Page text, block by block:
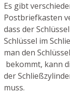
Es gibt
Postbriefkasten
dass der
Schlüssel im
man den
bekommt, kann
der
muss.